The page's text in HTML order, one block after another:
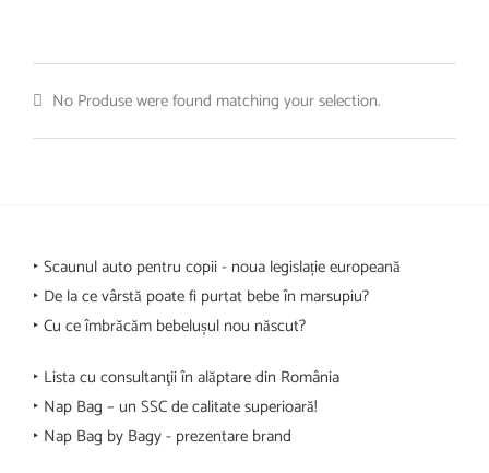
No Produse were found matching your selection.
‣ Scaunul auto pentru copii - noua legislație europeană
‣ De la ce vârstă poate fi purtat bebe în marsupiu?
‣ Cu ce îmbrăcăm bebelușul nou născut?
‣ Lista cu consultanţii în alăptare din România
‣ Nap Bag – un SSC de calitate superioară!
‣ Nap Bag by Bagy - prezentare brand